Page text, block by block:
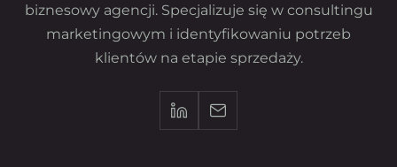
biznesowy agencji. Specjalizuje się w consultingu
marketingowym i identyfikowaniu potrzeb
klientów na etapie sprzedaży.